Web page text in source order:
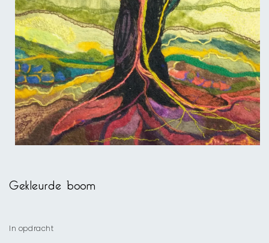
modaal
Gekleurde boom
In opdracht